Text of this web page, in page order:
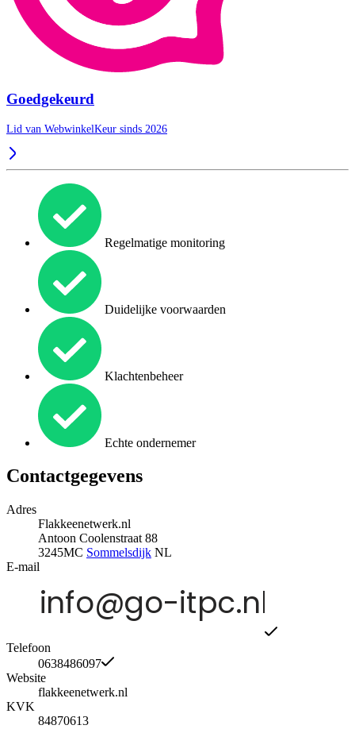
Goedgekeurd
Lid van WebwinkelKeur sinds 2026
Regelmatige monitoring
Duidelijke voorwaarden
Klachtenbeheer
Echte ondernemer
Contactgegevens
Adres
Flakkeenetwerk.nl
Antoon Coolenstraat 88
3245MC Sommelsdijk NL
E-mail
Telefoon
0638486097
Website
flakkeenetwerk.nl
KVK
84870613